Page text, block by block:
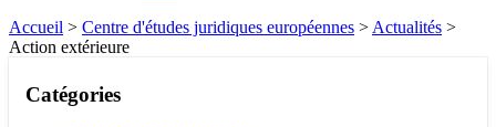
Accueil > Centre d'études juridiques européennes > Actualités >
Action extérieure
Catégories